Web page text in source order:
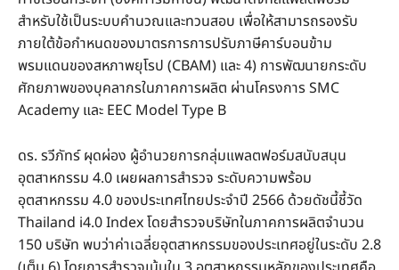
สำหรับใช้เป็นระบบคำนวณและทวนสอบ เพื่อให้สามารถรองรับ
ภายใต้ข้อกำหนดของมาตรการการปรับภาษีคาร์บอนข้าม
พรมแดนของสหภาพยุโรป (CBAM) และ 4) การพัฒนายกระดับ
ศักยภาพของบุคลากรในภาคการผลิต ผ่านโครงการ SMC
Academy และ EEC Model Type B
ดร. รวีภัทร์ ผุดผ่อง ผู้อำนวยการกลุ่มแพลตฟอร์มสนับสนุน
อุตสาหกรรม 4.0 เผยผลการสำรวจ ระดับความพร้อม
อุตสาหกรรม 4.0 ของประเทศไทยประจำปี 2566 ด้วยดัชนี้ชี้วัด
Thailand i4.0 Index โดยสำรวจบริษัทในภาคการผลิตจำนวน
150 บริษัท พบว่าค่าเฉลี่ยอุตสาหกรรมของประเทศอยู่ในระดับ 2.8